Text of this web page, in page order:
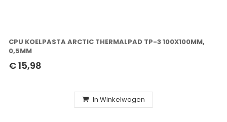
CPU KOELPASTA ARCTIC THERMALPAD TP-3 100X100MM,
0,5MM
€ 15,98
In Winkelwagen